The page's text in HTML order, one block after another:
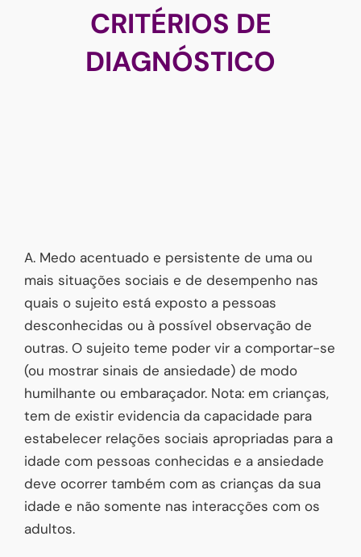
CRITÉRIOS DE
DIAGNÓSTICO
A. Medo acentuado e persistente de uma ou
mais situações sociais e de desempenho nas
quais o sujeito está exposto a pessoas
desconhecidas ou à possível observação de
outras. O sujeito teme poder vir a comportar-se
(ou mostrar sinais de ansiedade) de modo
humilhante ou embaraçador. Nota: em crianças,
tem de existir evidencia da capacidade para
estabelecer relações sociais apropriadas para a
idade com pessoas conhecidas e a ansiedade
deve ocorrer também com as crianças da sua
idade e não somente nas interacções com os
adultos.